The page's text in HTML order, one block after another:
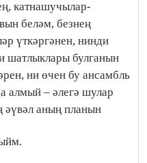
катнашучылар-
беләм, безнең
үткәргәнен, нинди
шатлыклары булганын
ни өчен бу ансамбль
алмый – әлегә шулар
аның планын